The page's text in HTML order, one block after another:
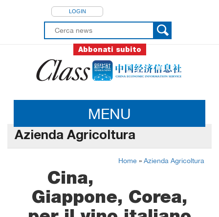
LOGIN
Abbonati subito
MENU
Azienda Agricoltura
Home » Azienda Agricoltura
Cina,
Giappone, Corea,